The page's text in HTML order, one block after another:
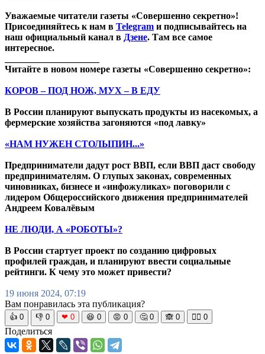
Уважаемые читатели газеты «Совершенно секретно»!
Присоединяйтесь к нам в Telegram и подписывайтесь на
наш официальный канал в Дзене. Там все самое
интересное.
Читайте в новом номере газеты «Совершенно секретно»:
КОРОВ – ПОД НОЖ, МУХ – В ЕДУ
В России планируют выпускать продукты из насекомых, а
фермерские хозяйства загоняются «под лавку»
«НАМ НУЖЕН СТОЛЫПИН...»
Предприниматели дадут рост ВВП, если ВВП даст свободу
предпринимателям. О глупых законах, современных
чиновниках, бизнесе и «инфожуликах» поговорили с
лидером Общероссийского движения предпринимателей
Андреем Ковалёвым
НЕ ЛЮДИ, А «РОБОТЫ»?
В России стартует проект по созданию цифровых
профилей граждан, и планируют ввести социальные
рейтинги. К чему это может привести?
19 июня 2024, 07:19
Вам понравилась эта публикация?
👍 0 👎 0 ❤ 0 😆 0 😡 0 🤔 0 🙈 0 🧘‍♀️ 0
Поделиться